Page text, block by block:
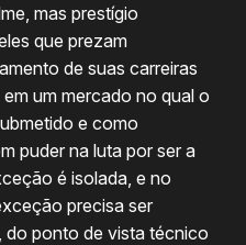
mas prestígio
que prezam
de suas carreiras
um mercado no qual o
e como
puder na luta por ser a
é isolada, e no
precisa ser
ponto de vista técnico